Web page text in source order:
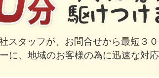
スタッフが、お問合せから最短３
に、地域のお客様の為に迅速な対